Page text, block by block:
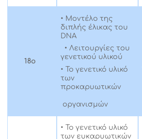
18ο
• Μοντέλο της
διπλής έλικας του
DNA
• Λειτουργίες του
γενετικού υλικού
• Το γενετικό υλικό
των
προκαρυωτικών
οργανισμών
• Το γενετικό υλικό
των ευκαρυωτικών